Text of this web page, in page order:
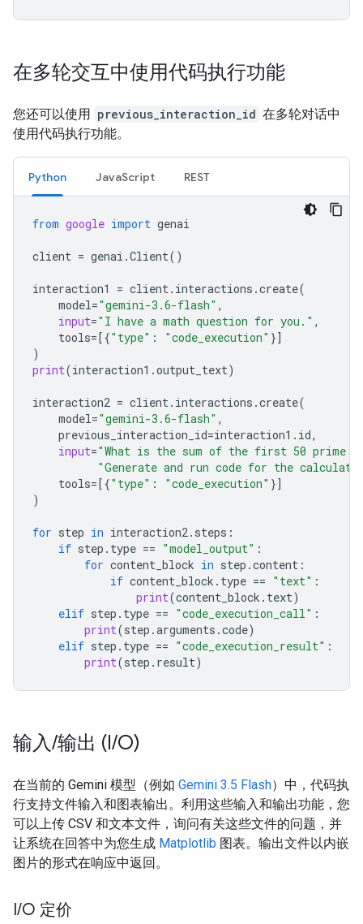
在多轮交互中使用代码执行功能
您还可以使用 previous_interaction_id 在多轮对话中
使用代码执行功能。
Python JavaScript REST
from google import genai
client = genai .Client()
interaction1 = client. interactions .create(
model="gemini-3.6-flash" ,
input="I have a math question for you." ,
tools=[{"type" : "code_execution" }]
)
print(interaction1 .output_text)
interaction2 = client. interactions .create(
model="gemini-3.6-flash" ,
previous_interaction_id=interaction1 . id,
input="What is the sum of the first 50 prime
"Generate and run code for the
tools=[{"type" : "code_execution" }]
)
for step in interaction2. steps :
if step . type == "model_output" :
for content_block in step .content :
if content_block . type == "text" :
print(content_block . text)
elif step . type == "code_execution_call" :
print(step .arguments .code)
elif step . type == "code_execution_result" :
print(step . result)
输入/输出 (I/O)
在当前的 Gemini 模型（例如 Gemini 3.5 Flash）中，代码执
行支持文件输入和图表输出。利用这些输入和输出功能，您
可以上传 CSV 和文本文件，询问有关这些文件的问题，并
让系统在回答中为您生成 Matplotlib 图表。输出文件以内嵌
图片的形式在响应中返回。
I/O 定价